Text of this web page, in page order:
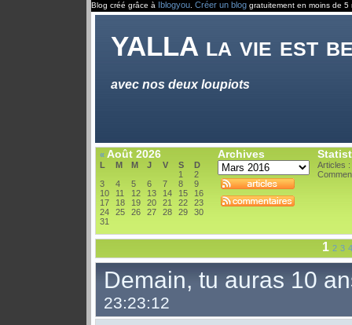
Blog créé grâce à Iblogyou Créer un blog gratuitement en moins de 5
YALLA la vie est
avec nos deux loupiots
« Août 2026
L M M J V S
D
1
2
3
4 5 6 7 8
9
10
11 12 13 14 15
16
17
18 19 20 21 22
23
24
25 26 27 28 29
30
31
Archives
Articles :
1 2 3 4
Demain, tu auras 10
23:23:12